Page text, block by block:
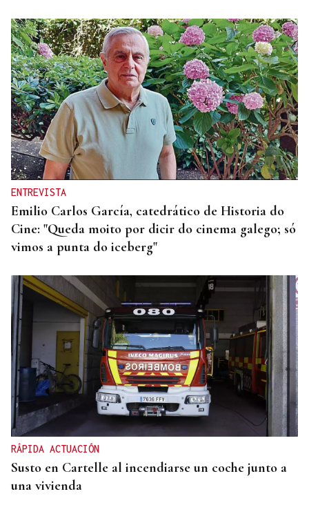
ENTREVISTA
Emilio Carlos García, catedrático de Historia do
Cine: "Queda moito por dicir do cinema galego; só
vimos a punta do iceberg"
RÁPIDA ACTUACIÓN
Susto en Cartelle al incendiarse un coche junto a
una vivienda